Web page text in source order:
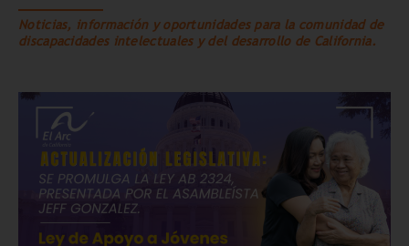
Noticias, información y oportunidades para la comunidad de
discapacidades intelectuales y del desarrollo de California.